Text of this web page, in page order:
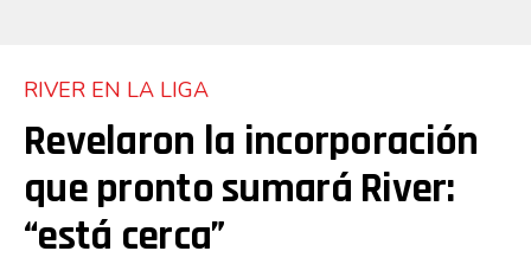
RIVER EN LA LIGA
Revelaron la incorporación
que pronto sumará River:
“está cerca”